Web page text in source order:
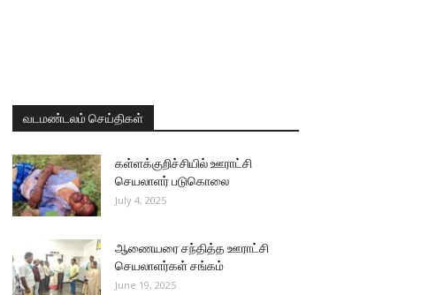
வடமண்டலம் செய்திகள்
கள்ளக்குறிச்சியில் ஊராட்சி
செயலாளர் படுகொலை
July 4, 2025
ஆணையரை சந்தித்த ஊராட்சி
செயலாளர்கள் சங்கம்
June 19, 2025